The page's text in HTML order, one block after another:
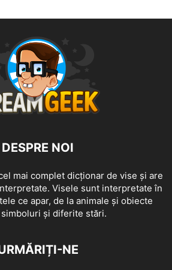
DESPRE NOI
mai complet dicționar de vise și are
Visele sunt interpretate în
ce apar, de la animale și obiecte
simboluri și diferite stări.
NE